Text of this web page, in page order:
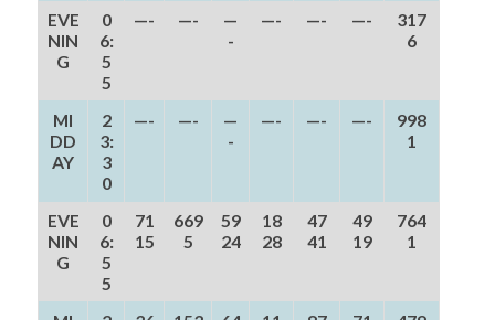
EVE
NIN
G
0
6:
5
5
—- —-
—
-
—- —- —-
317
6
MI
DD
AY
2
3:
3
0
—- —-
—
-
—- —- —-
998
1
EVE
NIN
G
0
6:
5
5
71
15
669
5
59
24
18
28
47
41
49
19
764
1